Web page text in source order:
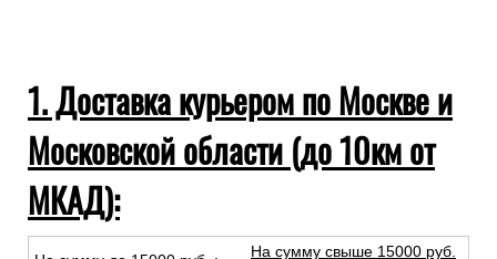
1. Доставка курьером по Москве и
Московской области (до 10км от
МКАД):
На сумму свыше 15000 руб.